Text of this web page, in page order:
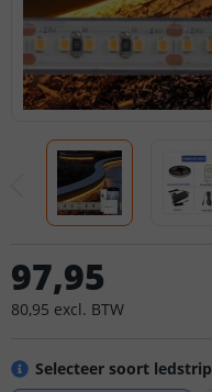
Selecteer soort ledstrip
97,95
80,95 excl. BTW